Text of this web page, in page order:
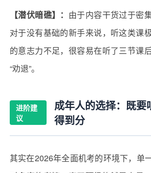
【潜伏暗礁】： 由于内容干货过于密
对于没有基础的新手来说，听这类课
的意志力不足，很容易在听了三节课
“劝退”。
进阶建
议
成年人的选择：既要
得到分
其实在2026年全面机考的环境下，单